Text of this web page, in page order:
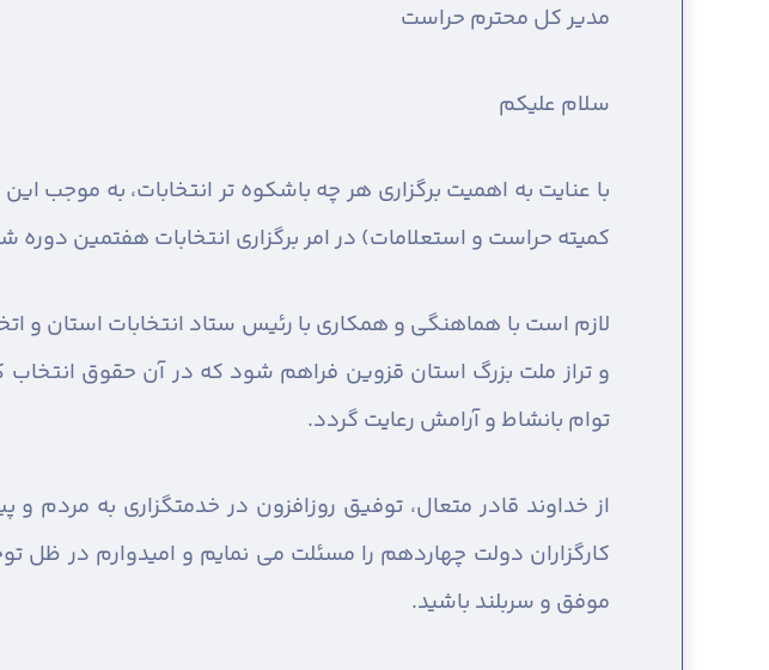
مدیر کل محترم حراست
سلام عليكم
با عنایت به اهمیت برگزاری هر چه باشکوه تر انتخابات، به موجب
کمیته حراست و استعلامات) در امر برگزاری انتخابات هفتمین
لازم است با هماهنگی و همکاری با رئیس ستاد انتخابات استان و
و تراز ملت بزرگ استان قزوین فراهم شود که در آن حقوق انتخاب
توام بانشاط و آرامش رعایت گردد.
از خداوند قادر متعال، توفیق روزافزون در خدمتگزاری به
کارگزاران دولت چهاردهم را مسئلت می نمایم و امیدوارم در
موفق و سربلند باشید.